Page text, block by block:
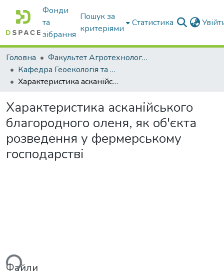
Фонди
та
зібрання
Пошук за
критеріями
Статистика
Головна
Факультет Агротехнологій та екології
Кафедра Геоекологія та землеустрій
Характеристика асканійського благородного оленя, як об'єкта розведення у фермерському господарстві
Характеристика асканійського
благородного оленя, як об'єкта
розведення у фермерському
господарстві
Файли